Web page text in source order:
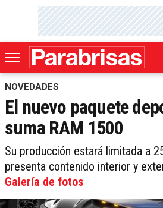
NOVEDADES
El nuevo paquete
suma RAM 1500
Su producción estará limitada a
presenta contenido interior y
Galería de fotos